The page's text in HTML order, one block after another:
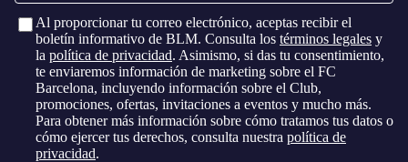
Al proporcionar tu correo electrónico, aceptas recibir el
boletín informativo de BLM. Consulta los términos legales y
la política de privacidad. Asimismo, si das tu consentimiento,
te enviaremos información de marketing sobre el FC
Barcelona, ​​incluyendo información sobre el Club,
promociones, ofertas, invitaciones a eventos y mucho más.
Para obtener más información sobre cómo tratamos tus datos o
cómo ejercer tus derechos, consulta nuestra política de
privacidad.